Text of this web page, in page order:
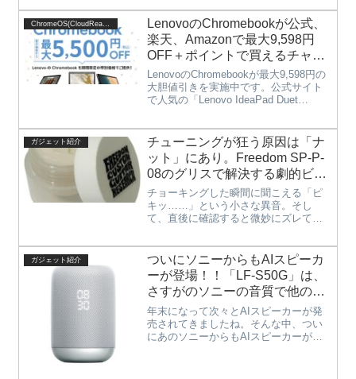
い……」粒立ちの良い整ったサウン
ド。けれど、そこには心が震えるよう
な「熱」や「艶」が欠けている気がす
る。...
LenovoのChromebookが公式、
楽天、Amazonで最大9,598円
OFF＋ポイントで買えるチャン
ス！！（2021年10月3日まで）
LenovoのChromebookが最大9,598円の
大胆値引きを実施中です。公式サイト
で人気の「Lenovo IdeaPad Duet
「Lenovo IdeaPad Flex550i Chrom...
ガジェット紹介
チューニングが狂う原因は「ナ
ット」にあり。Freedom SP-P-
08のグリスで解決する劇的ビフ
ォーアフター
チョーキングした瞬間に聞こえる「ピ
キッ……」という小さな異音。そし
て、直後に確認すると微妙にズレてい
な？」「ブリッジの調整が悪いのか
も」と、パーツの交換を考える前に、
まずは「ナット」を疑ってみません
か？ 実は...
ガジェット紹介
ついにソニーからもAIスピーカ
ーが登場！！「LF-S50G」は、
さすがのソニーの音質で他のAI
スピーカーとは一味違う音を体
感できる一台。
年末になって次々とAIスピーカーが発
売されてきましたね。そんな中、つい
にあのソニーからもAIスピーカーが国